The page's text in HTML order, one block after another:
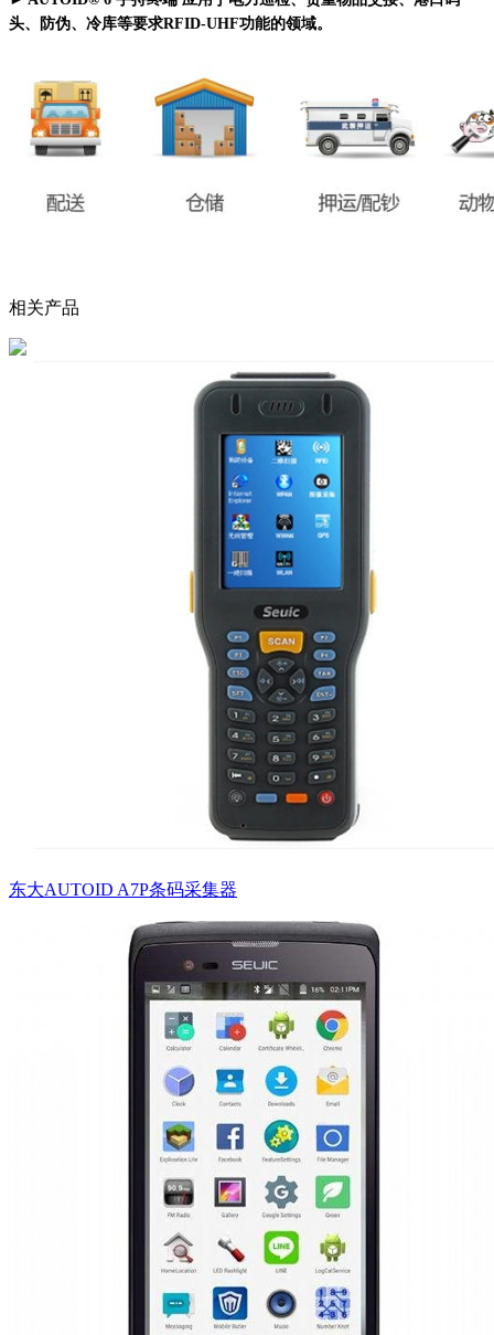
头、防伪、冷库等要求RFID-UHF功能的领域。
相关产品
东大AUTOID A7P条码采集器